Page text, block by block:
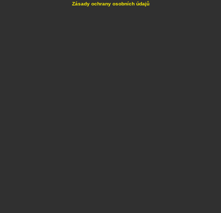
Zásady ochrany osobních údajů